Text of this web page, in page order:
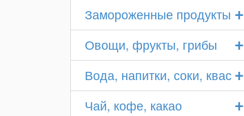
+
Замороженные продукты
+
Овощи, фрукты, грибы
+
Вода, напитки, соки, квас
+
Чай, кофе, какао